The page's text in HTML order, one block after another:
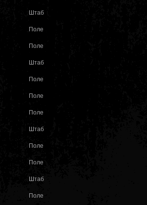
Штаб
Поле
Поле
Штаб
Поле
Поле
Поле
Штаб
Поле
Поле
Штаб
Поле